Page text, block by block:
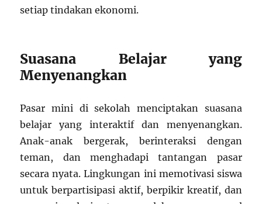
setiap tindakan ekonomi.
Suasana Belajar yang
Menyenangkan
Pasar mini di sekolah menciptakan suasana
belajar yang interaktif dan menyenangkan.
Anak-anak bergerak, berinteraksi dengan
teman, dan menghadapi tantangan pasar
secara nyata. Lingkungan ini memotivasi siswa
untuk berpartisipasi aktif, berpikir kreatif, dan